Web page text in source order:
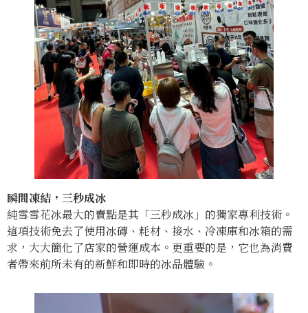
瞬間凍結，三秒成冰
純雪雪花冰最大的賣點是其「三秒成冰」的獨家專利技術。
這項技術免去了使用冰磚、耗材、接水、冷凍庫和冰箱的需
求，大大簡化了店家的營運成本。更重要的是，它也為消費
者帶來前所未有的新鮮和即時的冰品體驗。